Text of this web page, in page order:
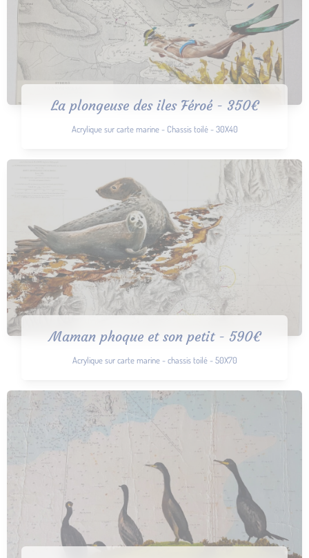
La plongeuse des iles Féroé - 350€
Acrylique sur carte marine - Chassis toilé - 30X40
Maman phoque et son petit - 590€
Acrylique sur carte marine - chassis toilé - 50X70